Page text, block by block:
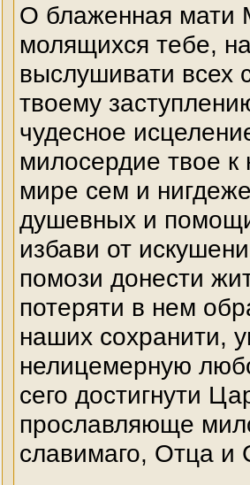
О блаженная мати
молящихся тебе,
выслушивати всех
твоему
чудесное
милосердие твое
мире сем и
душевных и
избави от
помози донести
потеряти в нем
наших сохранити,
нелицемерную
сего достигнути
прославляюще
славимаго, Отца и